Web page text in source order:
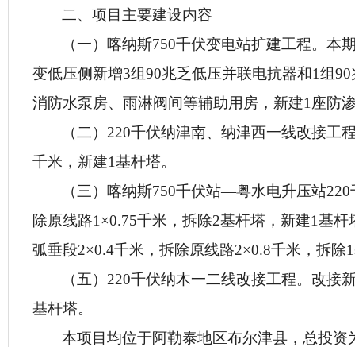
二、项目主要建设内容
（一）喀纳斯750千伏变电站扩建工程。
变低压侧新增3组90兆乏低压并联电抗器和1组
消防水泵房、雨淋阀间等辅助用房，新建1座防
（二）220千伏纳津南、纳津西一线改接
千米，新建1基杆塔。
（三）喀纳斯750千伏站—粤水电升压站
除原线路1×0.75千米，拆除2基杆塔，新建1基
弧垂段2×0.4千米，拆除原线路2×0.8千米，拆除
（五）220千伏纳木一二线改接工程。改
基杆塔。
本项目均位于阿勒泰地区布尔津县，总投